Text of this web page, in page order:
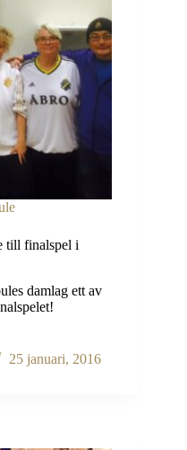
till finalspel i
damlag ett av
25 januari, 2016